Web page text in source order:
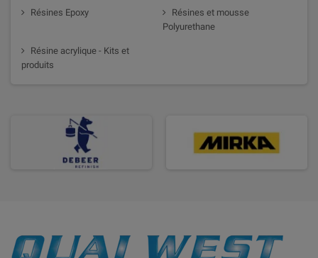
Résines Epoxy
Résines et mousse
Polyurethane
Résine acrylique - Kits et
produits